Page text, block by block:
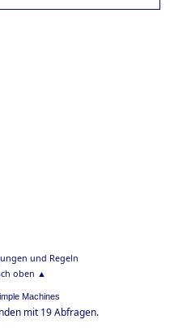
und Regeln
oben ▲
Machines
mit 19 Abfragen.